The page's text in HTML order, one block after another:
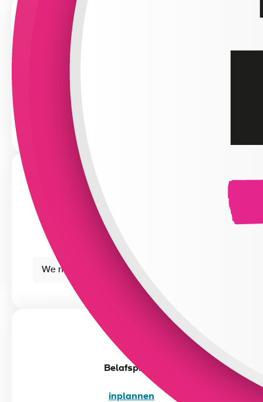
Maandag t/m vrijdag 08:30 - 17:00 uur.
sales@arboned.nl
We nemen binnen 24 uur contact met u op.
Belafspraak
inplannen